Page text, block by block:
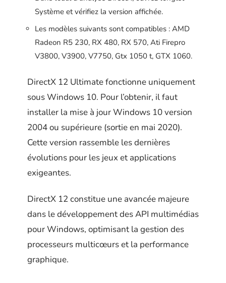
Système et vérifiez la version affichée.
Les modèles suivants sont compatibles : AMD
Radeon R5 230, RX 480, RX 570, Ati Firepro
V3800, V3900, V7750, Gtx 1050 t, GTX 1060.
DirectX 12 Ultimate fonctionne uniquement
sous Windows 10. Pour l’obtenir, il faut
installer la mise à jour Windows 10 version
2004 ou supérieure (sortie en mai 2020).
Cette version rassemble les dernières
évolutions pour les jeux et applications
exigeantes.
DirectX 12 constitue une avancée majeure
dans le développement des API multimédias
pour Windows, optimisant la gestion des
processeurs multicœurs et la performance
graphique.